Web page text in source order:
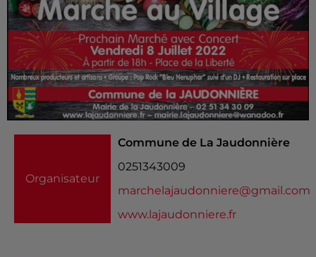
Organisateur
Commune de La Jaudonnière
0251343009
marchelajaudonniere@gmail.com
www.lajaudonniere.fr